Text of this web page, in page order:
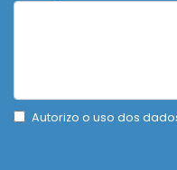
Autorizo o uso dos